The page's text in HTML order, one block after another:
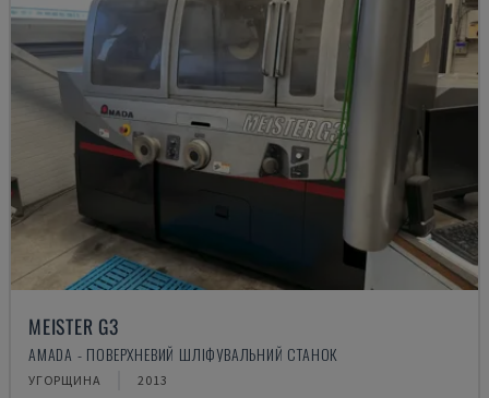
MEISTER G3
AMADA - ПОВЕРХНЕВИЙ ШЛІФУВАЛЬНИЙ СТАНОК
УГОРЩИНА 2013